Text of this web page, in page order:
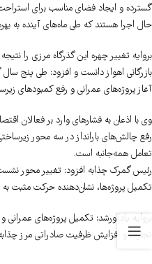
گسترده و ایجاد فضای مناسب برای
حال اجرا هستند که طی ماه‌های آینده به
بروایه تغییر چهره این گذرگاه مرزی را
بازرگانی اهواز دانست و افزود: طی پنج
آغاز پروژه‌های عمرانی و رفع کمبودهای
وی با اذعان به فشارهای وارد بر فعالان
رفع چالش‌های بارانداز در سه محور
تعامل همه‌جانبه است.
رئیس گمرک چذابه افزود: تغییر محور
تکمیل پروژه‌ها، نشان‌دهنده حرکت مثبت
بروایه یادآورشد: تکمیل پروژه‌های عمرانی
تجارت و افزایش ظرفیت صادراتی مرز